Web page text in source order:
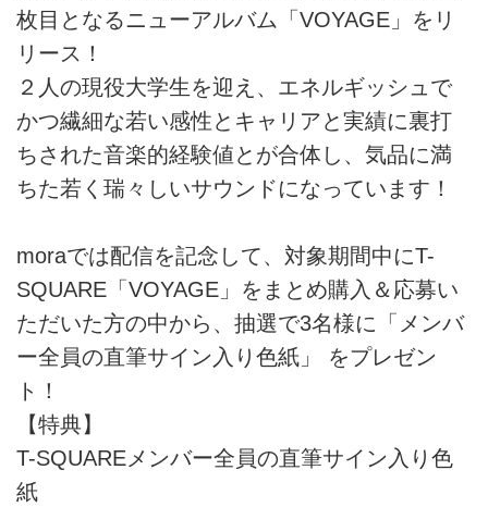
枚目となるニューアルバム「VOYAGE」をリ
リース！
２人の現役大学生を迎え、エネルギッシュで
かつ繊細な若い感性とキャリアと実績に裏打
ちされた音楽的経験値とが合体し、気品に満
ちた若く瑞々しいサウンドになっています！
moraでは配信を記念して、対象期間中にT-
SQUARE「VOYAGE」をまとめ購入＆応募い
ただいた方の中から、抽選で3名様に「メンバ
ー全員の直筆サイン入り色紙」 をプレゼン
ト！
【特典】
T-SQUAREメンバー全員の直筆サイン入り色
紙